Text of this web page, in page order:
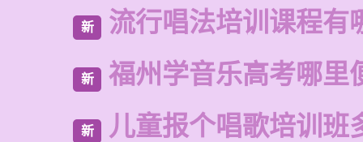
新 流行唱法培训课程有
新 福州学音乐高考哪里
新 儿童报个唱歌培训班